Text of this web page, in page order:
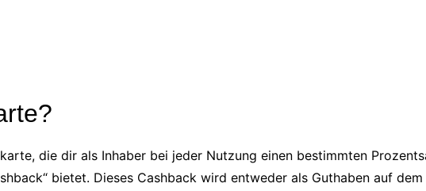
die dir als Inhaber bei jeder Nutzung einen bestimmten
bietet. Dieses Cashback wird entweder als Guthaben auf